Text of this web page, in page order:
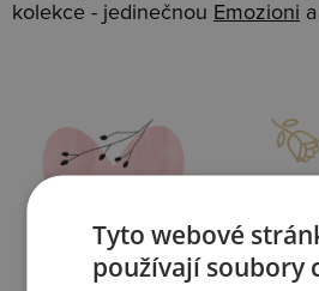
kolekce - jedinečnou Emozioni
Slevy
Tyto webové
používají soubory